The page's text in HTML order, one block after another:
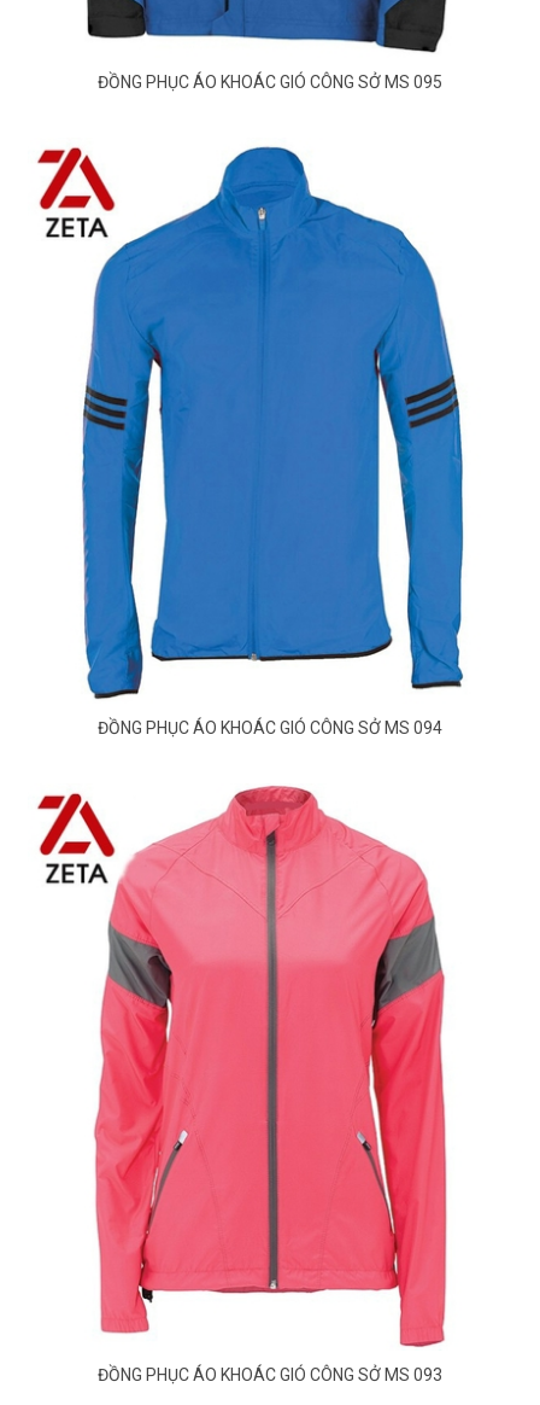
ĐỒNG PHỤC ÁO KHOÁC GIÓ CÔNG SỞ MS 095
ĐỒNG PHỤC ÁO KHOÁC GIÓ CÔNG SỞ MS 094
ĐỒNG PHỤC ÁO KHOÁC GIÓ CÔNG SỞ MS 093